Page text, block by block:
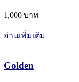
1,000 บาท
อ่านเพิ่มเติม
Golden